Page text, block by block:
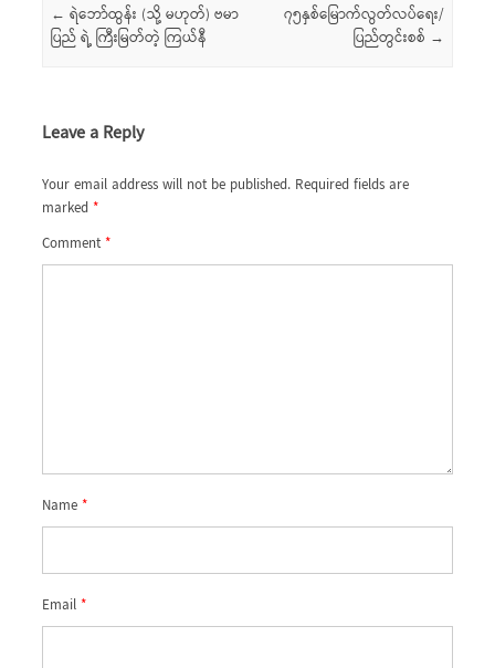
Post navigation
← ရဲဘော်ထွန်း (သို့ မဟုတ်) ဗမာ
ပြည် ရဲ့ ကြီးမြတ်တဲ့ ကြယ်နီ
၇၅နှစ်မြောက်လွတ်လပ်ရေး/
ပြည်တွင်းစစ် →
Leave a Reply
Your email address will not be published. Required fields are
marked*
Comment*
Name*
Email*